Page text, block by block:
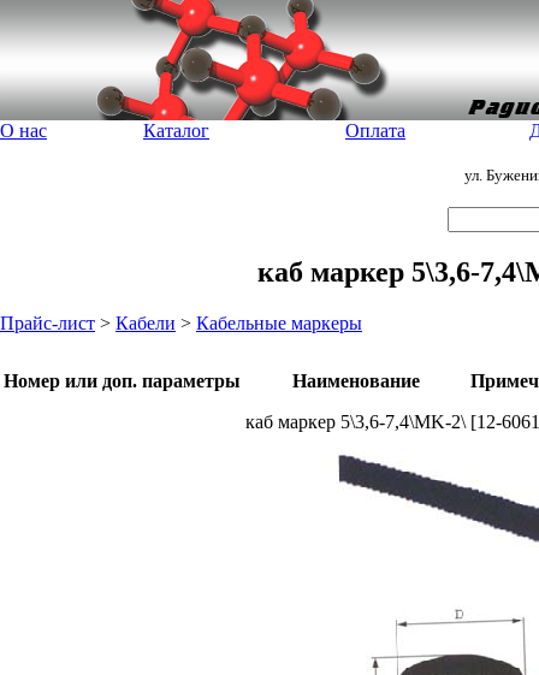
О нас Каталог Оплата
ул.
каб маркер 5\3,6-
Прайс-лист > Кабели > Кабельные маркеры
Номер или доп. параметры Наименование
каб маркер 5\3,6-7,4\MK-2\ [12-